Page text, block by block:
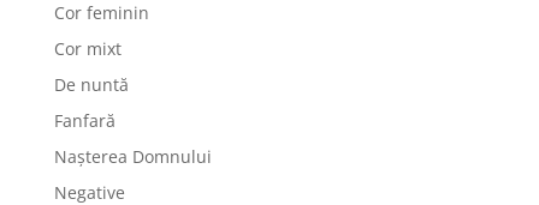
Cor feminin
Cor mixt
De nuntă
Fanfară
Nașterea Domnului
Negative